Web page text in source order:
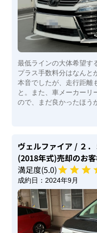
最低ラインの大体希望す
プラス手数料分はなんと
本音でしたが、走行距離
と。また、車メーカーリ
ので、まだ良かったほう
ヴェルファイア / ２
(2018年式)売却のお
満足度(5.0)
成約日： 2024年9月